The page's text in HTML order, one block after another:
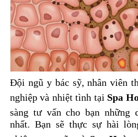
Đội ngũ y bác sỹ, nhân viên
nghiệp và nhiệt tình tại Spa
sàng tư vấn cho bạn những
nhất. Bạn sẽ thực sự hài